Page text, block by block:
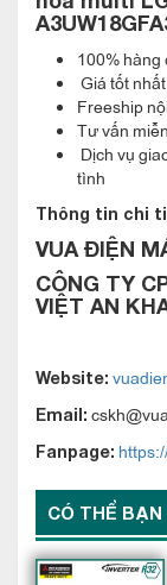
Dàn nóng
A3UW18GFA3
Dàn nóng điều
sử dụng công
nén DC Rotor
động thấp và
thước bộ phận
cửu công suất cao.
100% hàng
Giá tốt
Freeship
Tư vấn
Dịch vụ
tình
Thông tin chi
VUA ĐIỆN
CÔNG TY
VIỆT AN
Website:
Email:
Fanpage:
CÓ THỂ